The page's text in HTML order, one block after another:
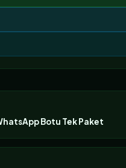
Botu Tek Paket